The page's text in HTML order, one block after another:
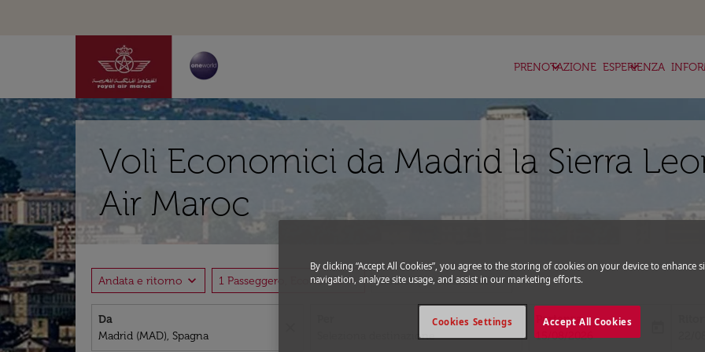
PRENOTAZIONE
keyboard_arrow_down ESPERIENZA
keyboard_arrow_down
Voli Economici da Madrid la Sierra
Air Maroc
Andata e ritorno expand_more 1 Passeggero, Economiaexpand_more Codice promozionale expand_more
Da
Partenza
fc-booking-departure-date-aria-
15/08/2026
fc-
By clicking “Accept All Cookies”, you agree to the storing of cookies on your device to enhance
navigation, analyze site usage, and assist in our marketing efforts.
Accept All Cookies
Cookies Settings